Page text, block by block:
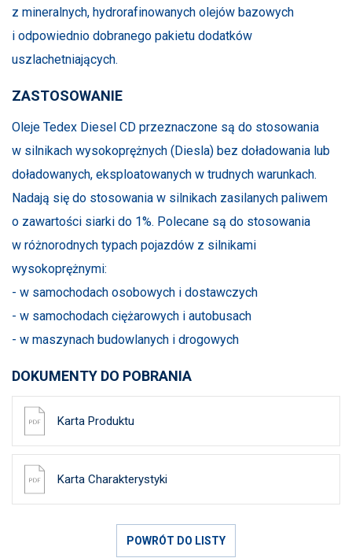
z mineralnych, hydrorafinowanych olejów bazowych
i odpowiednio dobranego pakietu dodatków
uszlachetniających.
ZASTOSOWANIE
Oleje Tedex Diesel CD przeznaczone są do stosowania
w silnikach wysokoprężnych (Diesla) bez doładowania lub
doładowanych, eksploatowanych w trudnych warunkach.
Nadają się do stosowania w silnikach zasilanych paliwem
o zawartości siarki do 1%. Polecane są do stosowania
w różnorodnych typach pojazdów z silnikami
wysokoprężnymi:
- w samochodach osobowych i dostawczych
- w samochodach ciężarowych i autobusach
- w maszynach budowlanych i drogowych
DOKUMENTY DO POBRANIA
Karta Produktu
Karta Charakterystyki
POWRÓT DO LISTY